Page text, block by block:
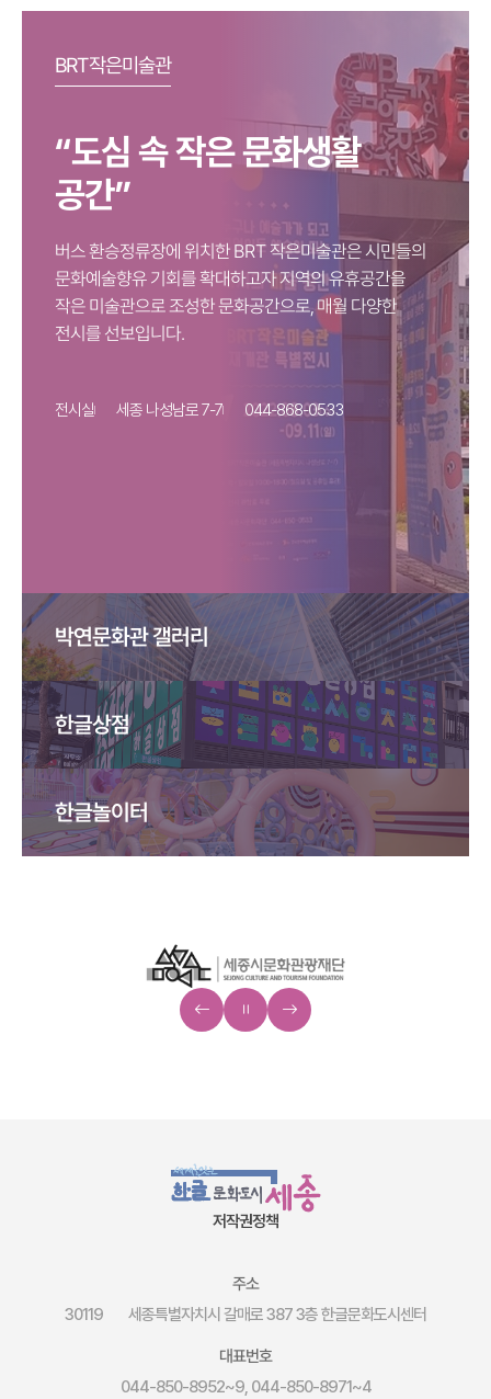
BRT작은미술관
“도심 속 작은 문화생활
공간”
버스 환승정류장에 위치한 BRT 작은미술관은 시민들의
문화예술향유 기회를 확대하고자지역의 유휴공간을
작은 미술관으로 조성한 문화공간으로, 매월 다양한
전시를 선보입니다.
전시실 세종 나성남로 7-7 044-868-0533
박연문화관 갤러리
한글상점
한글놀이터
저작권정책
주소
30119 세종특별자치시 갈매로 387 3층 한글문화도시센터
대표번호
044-850-8952~9, 044-850-8971~4